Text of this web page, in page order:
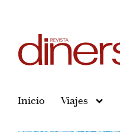
Inicio Viajes